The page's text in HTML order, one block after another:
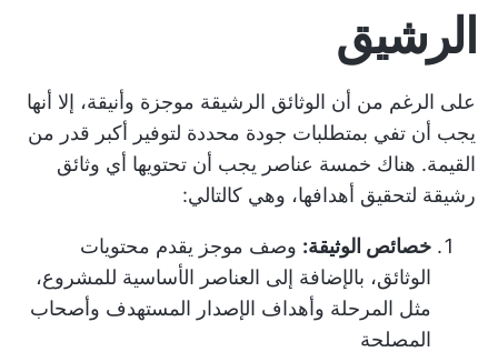
الرشيق
على الرغم من أن الوثائق الرشيقة موجزة وأنيقة، إلا أنها
يجب أن تفي بمتطلبات جودة محددة لتوفير أكبر قدر من
القيمة. هناك خمسة عناصر يجب أن تحتويها أي وثائق
رشيقة لتحقيق أهدافها، وهي كالتالي:
خصائص الوثيقة: وصف موجز يقدم محتويات
الوثائق، بالإضافة إلى العناصر الأساسية للمشروع،
مثل المرحلة وأهداف الإصدار المستهدف وأصحاب
المصلحة